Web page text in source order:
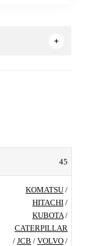
45
KOMATSU /
HITACHI /
KUBOTA/
CATERPILLAR
/ JCB / VOLVO /